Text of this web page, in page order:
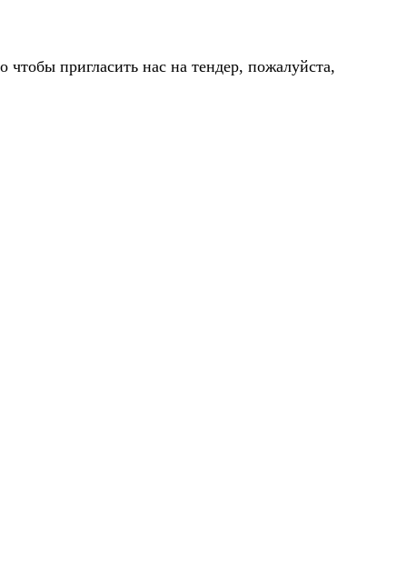
пригласить нас на тендер, пожалуйста,